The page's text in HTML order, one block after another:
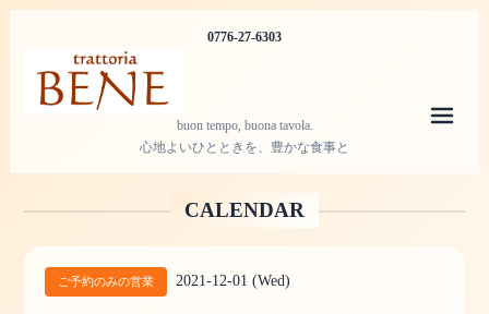
0776-27-6303
buon tempo, buona tavola.
心地よいひとときを、豊かな食事と
CALENDAR
ご予約のみの営業 2021-12-01 (Wed)